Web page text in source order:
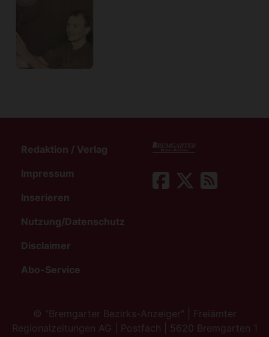
Redaktion / Verlag
Impressum
Inserieren
Nutzung/Datenschutz
Disclaimer
Abo-Service
© "Bremgarter Bezirks-Anzeiger" | Freiämter
Regionalzeitungen AG | Postfach | 5620 Bremgarten 1